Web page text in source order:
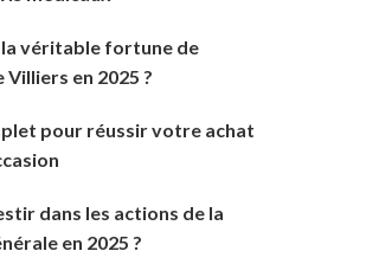
véritable fortune de
Villiers en 2025 ?
pour réussir votre achat
dans les actions de la
en 2025 ?